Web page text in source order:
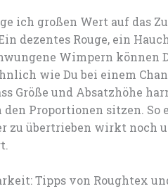
ich großen Wert auf das
dezentes Rouge, ein
Wimpern können
wie Du bei einem
Größe und Absatzhöhe
Proportionen sitzen. So
zu übertrieben wirkt noch
Tipps von Roughtex